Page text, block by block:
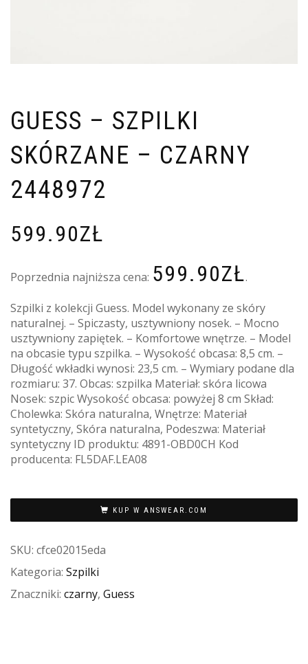
GUESS – SZPILKI
SKÓRZANE – CZARNY
2448972
599.90ZŁ
Poprzednia najniższa cena: 599.90ZŁ.
Szpilki z kolekcji Guess. Model wykonany ze skóry
naturalnej. – Spiczasty, usztywniony nosek. – Mocno
usztywniony zapiętek. – Komfortowe wnętrze. – Model
na obcasie typu szpilka. – Wysokość obcasa: 8,5 cm. –
Długość wkładki wynosi: 23,5 cm. – Wymiary podane dla
rozmiaru: 37. Obcas: szpilka Materiał: skóra licowa
Nosek: szpic Wysokość obcasa: powyżej 8 cm Skład:
Cholewka: Skóra naturalna, Wnętrze: Materiał
syntetyczny, Skóra naturalna, Podeszwa: Materiał
syntetyczny ID produktu: 4891-OBD0CH Kod
producenta: FL5DAF.LEA08
KUP W ANSWEAR.COM
SKU: cfce02015eda
Kategoria: Szpilki
Znaczniki: czarny, Guess